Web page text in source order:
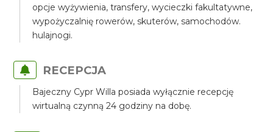
opcje wyżywienia, transfery, wycieczki fakultatywne,
wypożyczalnię rowerów, skuterów, samochodów.
hulajnogi.
RECEPCJA
Bajeczny Cypr Willa posiada wyłącznie recepcję
wirtualną czynną 24 godziny na dobę.